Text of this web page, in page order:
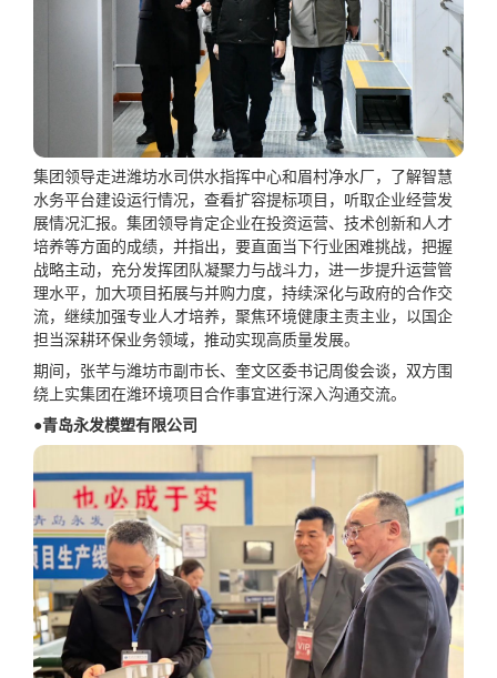
集团领导走进潍坊水司供水指挥中心和眉村净水厂，了解智慧
水务平台建设运行情况，查看扩容提标项目，听取企业经营发
展情况汇报。集团领导肯定企业在投资运营、技术创新和人才
培养等方面的成绩，并指出，要直面当下行业困难挑战，把握
战略主动，充分发挥团队凝聚力与战斗力，进一步提升运营管
理水平，加大项目拓展与并购力度，持续深化与政府的合作交
流，继续加强专业人才培养，聚焦环境健康主责主业，以国企
担当深耕环保业务领域，推动实现高质量发展。
期间，张芊与潍坊市副市长、奎文区委书记周俊会谈，双方围
绕上实集团在潍环境项目合作事宜进行深入沟通交流。
●青岛永发模塑有限公司